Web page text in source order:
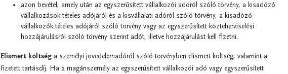
azon bevétel, amely után az egyszerűsített vállalkozói adóról szóló törvény, a kisadózó
vállalkozások tételes adójáról és a kisvállalati adóról szóló törvény, a kisadózó
vállalkozók tételes adójáról szóló törvény vagy az egyszerűsített közteherviselési
hozzájárulásról szóló törvény szerint adót, illetve hozzájárulást kell fizetni.
Elismert költség a személyi jövedelemadóról szóló törvényben elismert költség, valamint a
fizetett tartásdíj. Ha a magánszemély az egyszerűsített vállalkozói adó vagy egyszerűsített